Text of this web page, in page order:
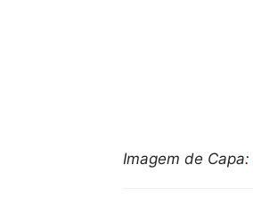
Imagem de Capa: